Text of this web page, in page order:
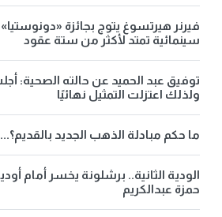
فيرنر هيرتسوغ يتوج بجائزة
سينمائية تمتد لأكثر من ستة عقود
توفيق عبد الحميد عن حالته الصحية:
ولذلك اعتزلت التمثيل نهائيًا
ما حكم مبادلة الذهب الجديد بالقديم؟...
الودية الثانية.. برشلونة يخسر أمام
حمزة عبدالكريم